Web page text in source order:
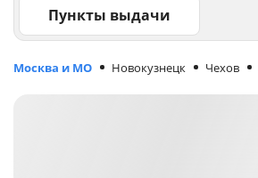
Пункты выдачи
Москва и МО Новокузнецк Чехов